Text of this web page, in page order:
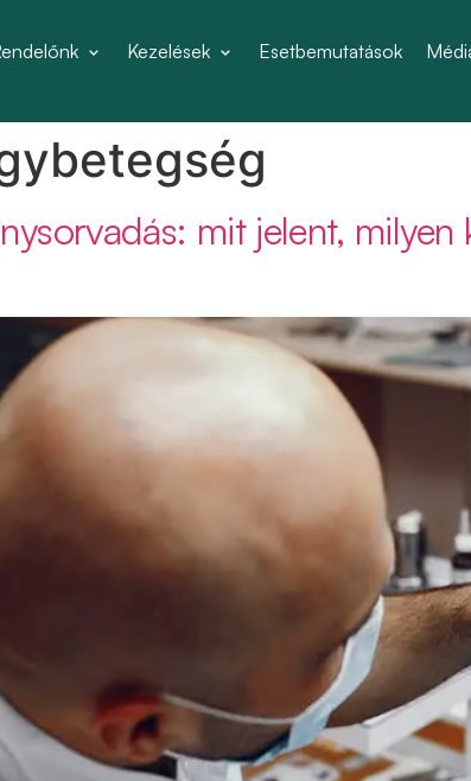
Kezelések Esetbemutatások
mit jelent, milyen